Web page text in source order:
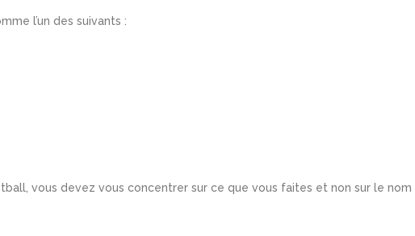
l’un des suivants :
vous devez vous concentrer sur ce que vous faites et non sur le nom